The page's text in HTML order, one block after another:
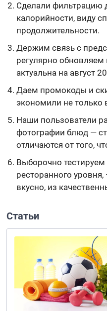
Сделали фильтрацию
калорийности, виду
продолжительности.
Держим связь с
регулярно
актуальна на август
Даем промокоды и
экономили не только
Наши пользователи
фотографии блюд —
отличаются от того,
Выборочно тестируем
ресторанного
вкусно, из
Статьи